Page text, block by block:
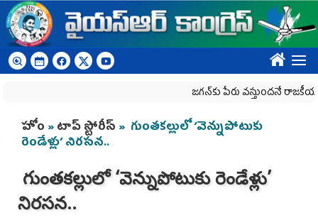
Skip to main content
????
జగన్‌కు పేరు వస్తుందనే రాజకీయ కక్షతో
You are here
హోం »టాప్ స్టోరీస్ » గుంతకల్లులో ‘వెన్నుపోటుకు
రెండేళ్లు’ నిరసన..
గుంతకల్లులో ‘వెన్నుపోటుకు రెండేళ్లు’
నిరసన..